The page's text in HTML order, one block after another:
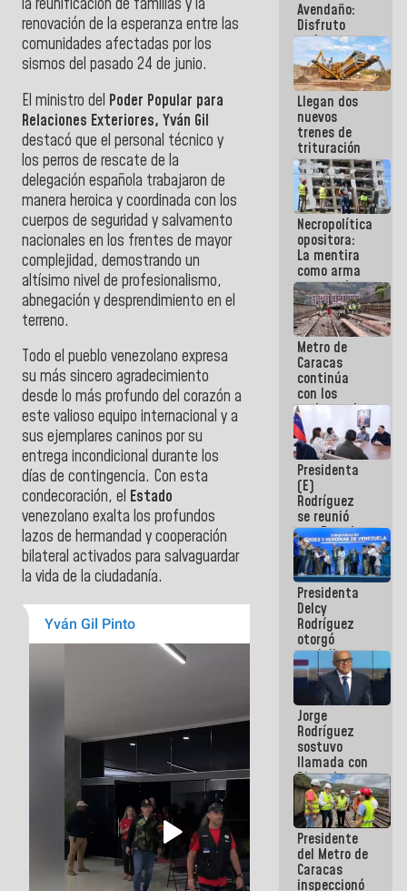
la reunificación de familias y la
renovación de la esperanza entre las
comunidades afectadas por los
sismos del pasado 24 de junio.
El ministro del Poder Popular para
Relaciones Exteriores, Yván Gil
destacó que el personal técnico y
los perros de rescate de la
delegación española trabajaron de
manera heroica y coordinada con los
cuerpos de seguridad y salvamento
nacionales en los frentes de mayor
complejidad, demostrando un
altísimo nivel de profesionalismo,
abnegación y desprendimiento en el
terreno.
Todo el pueblo venezolano expresa
su más sincero agradecimiento
desde lo más profundo del corazón a
este valioso equipo internacional y a
sus ejemplares caninos por su
entrega incondicional durante los
días de contingencia. Con esta
condecoración, el Estado
venezolano exalta los profundos
lazos de hermandad y cooperación
bilateral activados para salvaguardar
la vida de la ciudadanía.
Avendaño:
Disfruto
cada vez
que escribes
porque lo
que haces
es
embarrarla
Llegan dos
nuevos
trenes de
trituración
para
optimizar
manejo de
escombros
en La Guaira
Necropolítica
opositora:
La mentira
como arma
contra el
Pueblo
Metro de
Caracas
continúa
con los
trabajos de
mantenimiento
e inspección
en la Línea 2
Presidenta
(E)
Rodríguez
se reunió
con Estado
Mayor
Eléctrico
para
abordar
planes de
acción
Presidenta
Delcy
Rodríguez
otorgó
medalla
"Héroe de
Venezuela"
a servidores
públicos
Jorge
Rodríguez
sostuvo
llamada con
Dinorah
Figuera y
acuerdan
primer
encuentro
presencial
para el
diálogo
Presidente
del Metro de
Caracas
inspeccionó